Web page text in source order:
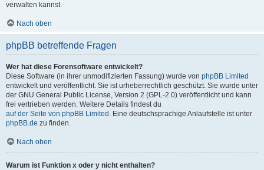
verwalten kannst.
Nach oben
phpBB betreffende Fragen
Wer hat diese Forensoftware entwickelt?
Diese Software (in ihrer unmodifizierten Fassung) wurde von phpBB Limited
entwickelt und veröffentlicht. Sie ist urheberrechtlich geschützt. Sie wurde unter
der GNU General Public License, Version 2 (GPL-2.0) veröffentlicht und kann
frei vertrieben werden. Weitere Details findest du
auf der Seite von phpBB Limited . Eine deutschsprachige Anlaufstelle ist unter
phpBB.de zu finden.
Nach oben
Warum ist Funktion x oder y nicht enthalten?